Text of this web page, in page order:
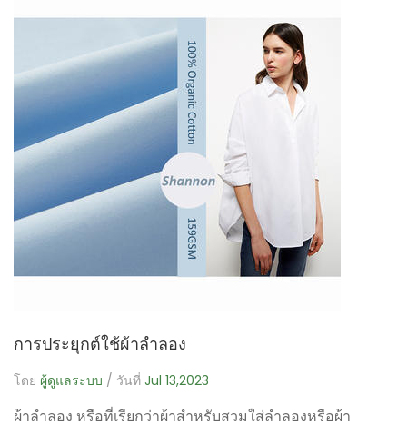
การประยุกต์ใช้ผ้าลำลอง
โดย ผู้ดูแลระบบ / วันที่ Jul 13,2023
ผ้าลำลอง หรือที่เรียกว่าผ้าสำหรับสวมใส่ลำลองหรือผ้า